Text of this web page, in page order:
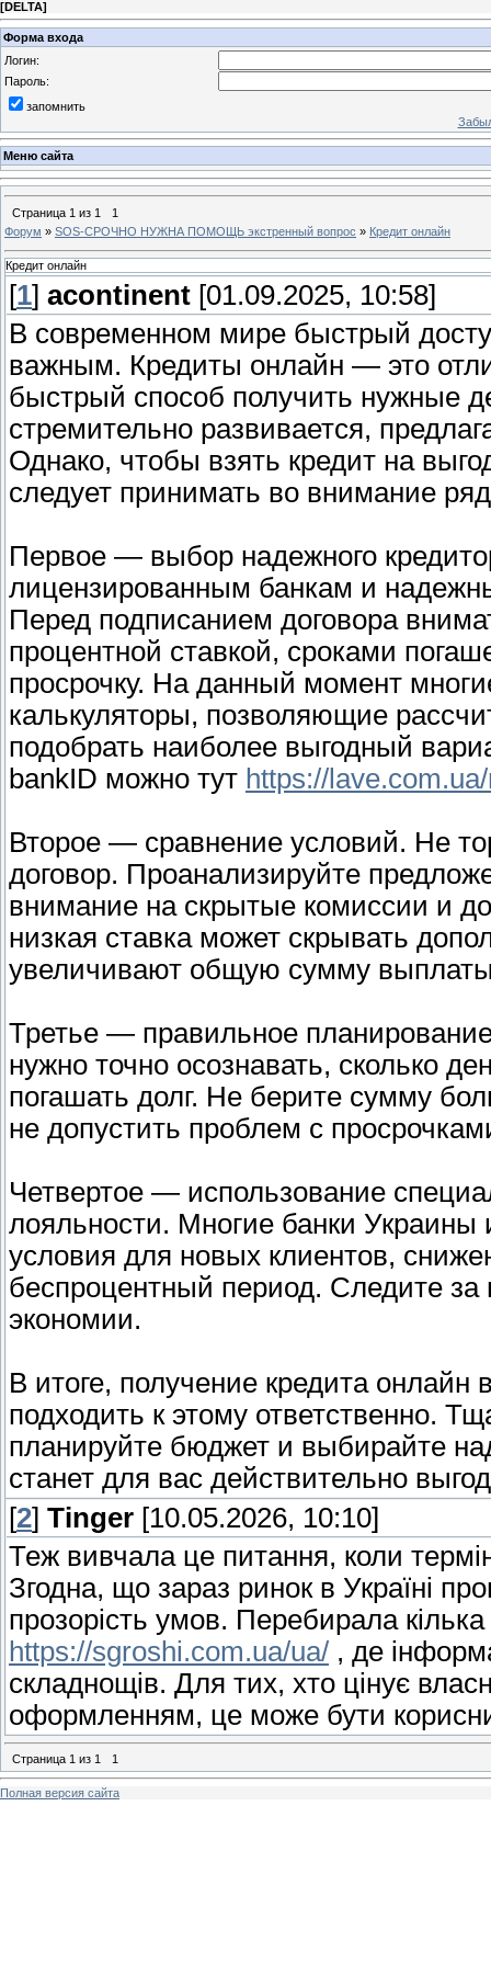
[DELTA]
Форма входа
Логин:
Пароль:
запомнить
Меню сайта
Страница 1 из 1
1
Форум » SOS-СРОЧНО НУЖНА ПОМОЩЬ экстренный вопрос » Кредит онлайн
Кредит онлайн
[1] acontinent [01.09.2025, 10:58]
В современном мире быстрый
важным. Кредиты онлайн — это
быстрый способ получить нужные
стремительно развивается,
Однако, чтобы взять кредит на
следует принимать во внимание
Первое — выбор надежного
лицензированным банкам и
Перед подписанием договора
процентной ставкой, сроками
просрочку. На данный момент
калькуляторы, позволяющие
подобрать наиболее выгодный
bankID можно тут https://
Второе — сравнение условий. Не
договор. Проанализируйте
внимание на скрытые комиссии и
низкая ставка может скрывать
увеличивают общую сумму
Третье — правильное
нужно точно осознавать, сколько
погашать долг. Не берите сумму
не допустить проблем с
Четвертое — использование
лояльности. Многие банки
условия для новых клиентов,
беспроцентный период. Следите
экономии.
В итоге, получение кредита
подходить к этому ответственно.
планируйте бюджет и выбирайте
станет для вас действительно
[2] Tinger [10.05.2026, 10:10]
Теж вивчала це питання, коли
Згодна, що зараз ринок в Україні
прозорість умов. Перебирала
https://sgroshi.com.ua/ua/ , де
складнощів. Для тих, хто цінує
оформленням, це може бути
Страница 1 из 1 1
Полная версия сайта